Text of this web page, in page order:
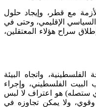
مع قطر، وإيجاد حلول
الإقليمي، وحتى في
سراح هؤلاء المعتقلين،
واتجاه البيئة
البيت الفلسطيني، وإجراء
ستصله) هو اعتراف لا لبس
ولا يمكن تجاوزه في